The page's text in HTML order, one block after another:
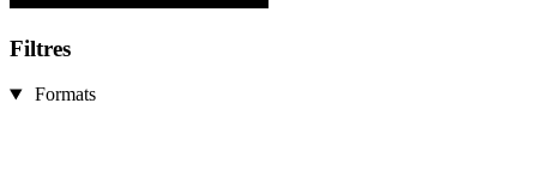
Filtres
Formats